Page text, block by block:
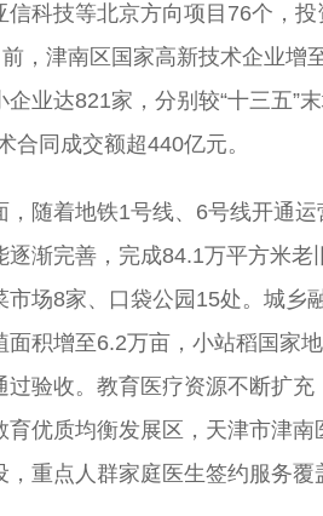
信科技等北京方向项目76个，投
，津南区国家高新技术企业增
业达821家，分别较“十三五”
合同成交额超440亿元。
随着地铁1号线、6号线开通运
逐渐完善，完成84.1万平方米老
市场8家、口袋公园15处。城乡
面积增至6.2万亩，小站稻国家
过验收。教育医疗资源不断扩充
育优质均衡发展区，天津市津南
，重点人群家庭医生签约服务覆